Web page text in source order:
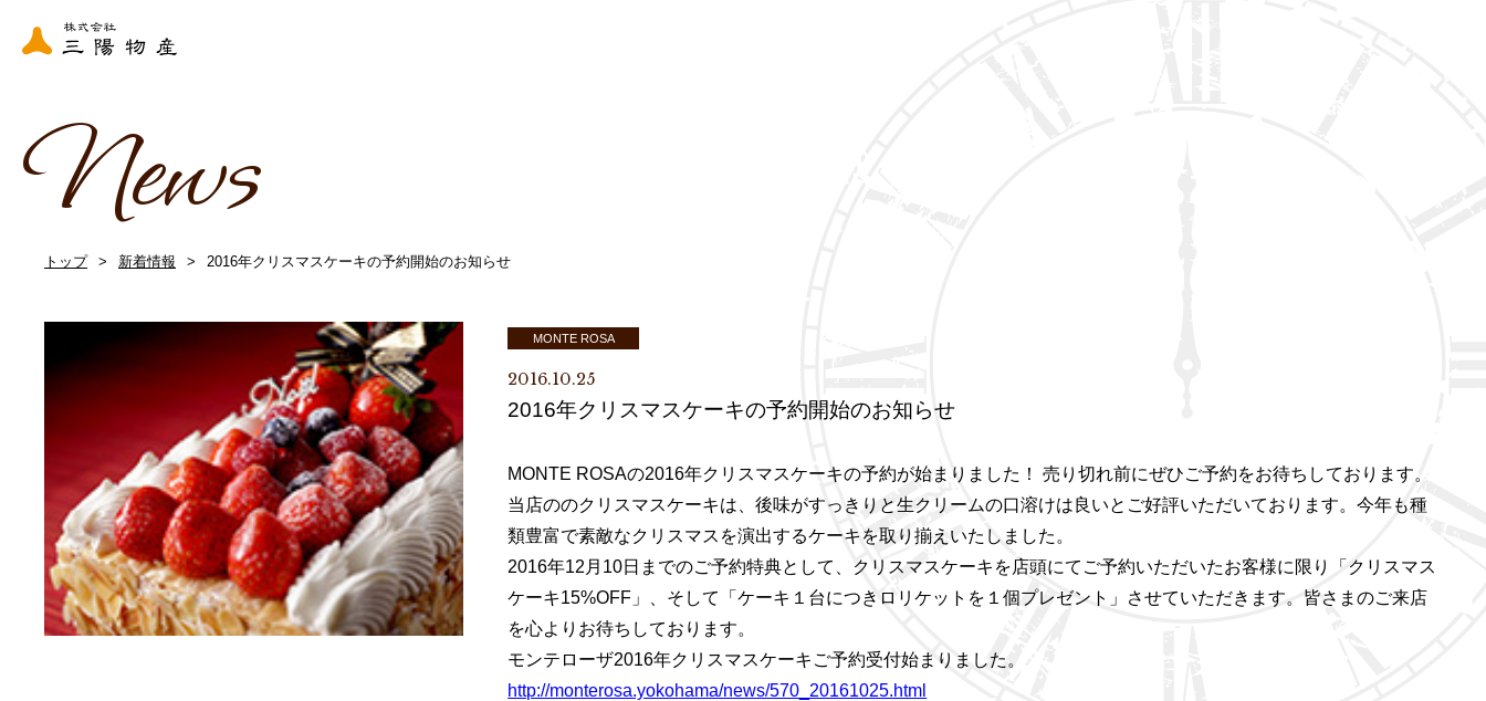
News
トップ 新着情報 2016年クリスマスケーキの予約開始のお知らせ
MONTE ROSA
2016.10.25
2016年クリスマスケーキの予約開始のお知らせ
MONTE ROSAの2016年クリスマスケーキの予約が始まりました！ 売り切れ前にぜひご予約をお待ちしております。
当店ののクリスマスケーキは、後味がすっきりと生クリームの口溶けは良いとご好評いただいております。今年も種
類豊富で素敵なクリスマスを演出するケーキを取り揃えいたしました。
2016年12月10日までのご予約特典として、クリスマスケーキを店頭にてご予約いただいたお客様に限り「クリスマス
ケーキ15%OFF」、そして「ケーキ１台につきロリケットを１個プレゼント」させていただきます。皆さまのご来店
を心よりお待ちしております。
モンテローザ2016年クリスマスケーキご予約受付始まりました。
http://monterosa.yokohama/news/570_20161025.html